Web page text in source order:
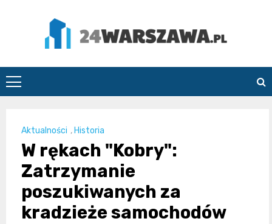
24Warszawa.pl
Aktualności , Historia
W rękach "Kobry":
Zatrzymanie
poszukiwanych za
kradzieże samochodów